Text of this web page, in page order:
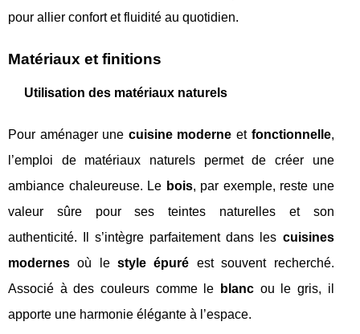
pour allier confort et fluidité au quotidien.
Matériaux et finitions
Utilisation des matériaux naturels
Pour aménager une cuisine moderne et fonctionnelle,
l’emploi de matériaux naturels permet de créer une
ambiance chaleureuse. Le bois, par exemple, reste une
valeur sûre pour ses teintes naturelles et son
authenticité. Il s’intègre parfaitement dans les cuisines
modernes où lestyle épuré est souvent recherché.
Associé à des couleurs comme le
blancou le gris, il
apporte une harmonie élégante à l’espace.